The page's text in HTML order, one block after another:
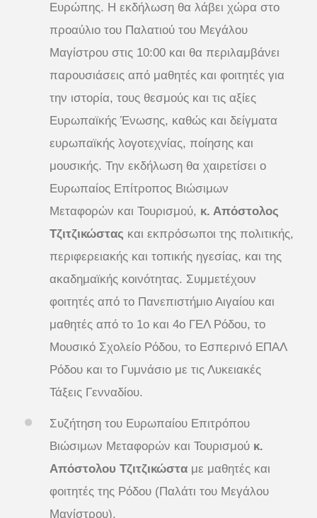
Ευρώπης. Η εκδήλωση θα λάβει χώρα στο
προαύλιο του Παλατιού του Μεγάλου
Μαγίστρου στις 10:00 και θα περιλαμβάνει
παρουσιάσεις από μαθητές και φοιτητές για
την ιστορία, τους θεσμούς και τις αξίες
Ευρωπαϊκής Ένωσης, καθώς και δείγματα
ευρωπαϊκής λογοτεχνίας, ποίησης και
μουσικής. Την εκδήλωση θα χαιρετίσει ο
Ευρωπαίος Επίτροπος Βιώσιμων
Μεταφορών και Τουρισμού, κ. Απόστολος
Τζιτζικώστας και εκπρόσωποι της πολιτικής,
περιφερειακής και τοπικής ηγεσίας, και της
ακαδημαϊκής κοινότητας. Συμμετέχουν
φοιτητές από το Πανεπιστήμιο Αιγαίου και
μαθητές από το 1ο και 4ο ΓΕΛ Ρόδου, το
Μουσικό Σχολείο Ρόδου, το Εσπερινό ΕΠΑΛ
Ρόδου και το Γυμνάσιο με τις Λυκειακές
Τάξεις Γενναδίου.
Συζήτηση του Ευρωπαίου Επιτρόπου
Βιώσιμων Μεταφορών και Τουρισμού κ.
Απόστολου Τζιτζικώστα με μαθητές και
φοιτητές της Ρόδου (Παλάτι του Μεγάλου
Μαγίστρου).